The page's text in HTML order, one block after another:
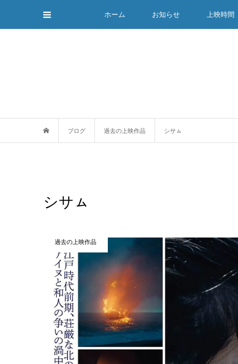
ホーム お知らせ 上映時間
ブログ 過去の上映作品 シサㇺ
シサㇺ
過去の上映作品